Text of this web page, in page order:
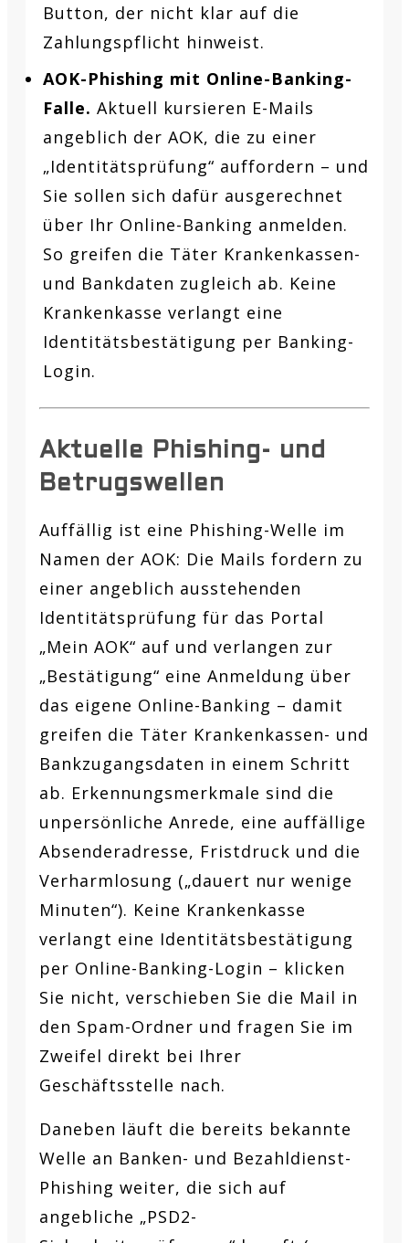
Button, der nicht klar auf die
Zahlungspflicht hinweist.
AOK-Phishing mit Online-Banking-
Falle. Aktuell kursieren E-Mails
angeblich der AOK, die zu einer
„Identitätsprüfung“ auffordern – und
Sie sollen sich dafür ausgerechnet
über Ihr Online-Banking anmelden.
So greifen die Täter Kranken­kassen-
und Bankdaten zugleich ab. Keine
Krankenkasse verlangt eine
Identitätsbestätigung per Banking-
Login.
Aktuelle Phishing- und
Betrugswellen
Auffällig ist eine Phishing-Welle im
Namen der AOK: Die Mails fordern zu
einer angeblich ausstehenden
Identitätsprüfung für das Portal
„Mein AOK“ auf und verlangen zur
„Bestätigung“ eine Anmeldung über
das eigene Online-Banking – damit
greifen die Täter Krankenkassen- und
Bankzugangsdaten in einem Schritt
ab. Erkennungsmerkmale sind die
unpersönliche Anrede, eine auffällige
Absenderadresse, Fristdruck und die
Verharmlosung („dauert nur wenige
Minuten“). Keine Krankenkasse
verlangt eine Identitätsbestätigung
per Online-Banking-Login – klicken
Sie nicht, verschieben Sie die Mail in
den Spam-Ordner und fragen Sie im
Zweifel direkt bei Ihrer
Geschäftsstelle nach.
Daneben läuft die bereits bekannte
Welle an Banken- und Bezahldienst-
Phishing weiter, die sich auf
angebliche „PSD2-